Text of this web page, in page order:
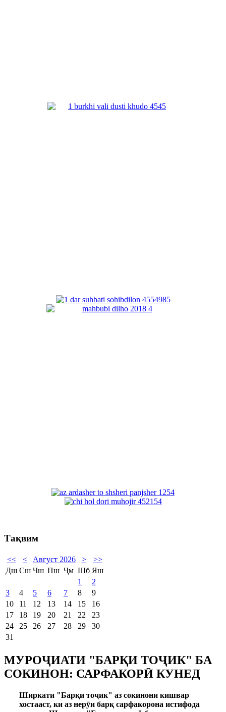
Тақвим
<< < Август 2026 >
>>
Дш Сш Чш Пш Ҷм Шб Яш
1
2
3
4 5 6 7 8
9
10
11 12 13 14 15
16
17
18 19 20 21 22
23
24
25 26 27 28 29
30
31
МУРОҶИАТИ "БАРҚИ ТОҶИК" БА
СОКИНОН: САРФАКОРӢ КУНЕД
Ширкати "Барқи тоҷик" аз сокинони кишвар
хостааст, ки аз нерӯи барқ сарфакорона истифода